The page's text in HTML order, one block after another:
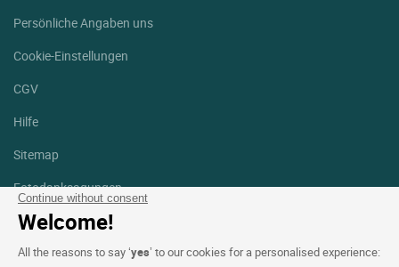
Continue without consent
Welcome!
All the reasons to say ‘yes’ to our cookies for a personalised experience:
Persönliche Angaben uns
Cookie-Einstellungen
CGV
Hilfe
Sitemap
Fotodanksagungen
Folgen Sie uns
Facebook
Instagram